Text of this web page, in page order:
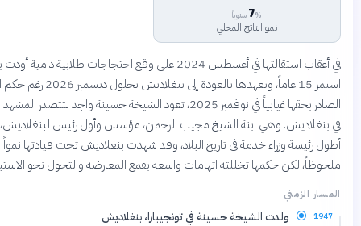
نمو الناتج المحلي
في أعقاب استقالتها في أغسطس 2024 على وقع احتجاجات طلابية دامية أودت بحكم
استمر 15 عاماً، وتعهدها بالعودة إلى بنغلاديش بحلول ديسمبر 2026 رغم حكم الإعدام
الصادر بحقها غيابياً في نوفمبر 2025، تعود الشيخة حسينة واجد لتتصدر المشهد السياسي
وهي ابنة الشيخ مجيب الرحمن، مؤسس وأول رئيس لبنغلاديش، وتعد
وزراء خدمة في تاريخ البلاد، وقد شهدت بنغلاديش تحت قيادتها نمواً اقتصادياً
لكن حكمها تخللته اتهامات واسعة بقمع المعارضة والتحول نحو الاستبداد.
ولدت الشيخة حسينة في تونجيبارا، بنغلاديش